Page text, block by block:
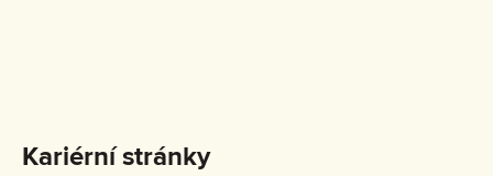
Kariérní stránky